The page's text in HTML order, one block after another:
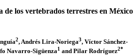
de los vertebrados terrestres en México
2, Andrés Lira-Noriega3, Víctor Sánchez-
Navarro-Sigüenza1 and Pilar Rodríguez2*